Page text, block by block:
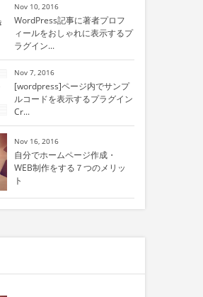
Nov 10, 2016
WordPress記事に著者プロフ
ィールをおしゃれに表示するプ
ラグイン...
Nov 7, 2016
[wordpress]ページ内でサンプ
ルコードを表示するプラグイン
Cr...
Nov 16, 2016
自分でホームページ作成・
WEB制作をする７つのメリッ
ト